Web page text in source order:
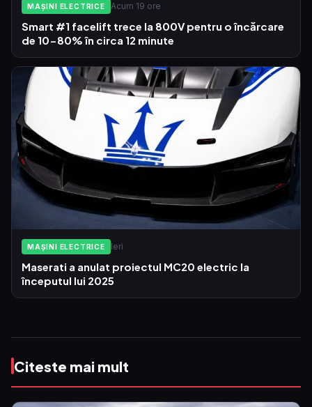
MAȘINI ELECTRICE Acum 19 ore
Smart #1 facelift trece la 800V pentru o încărcare
de 10-80% în circa 12 minute
MAȘINI ELECTRICE Ieri
Maserati a anulat proiectul MC20 electric la
începutul lui 2025
Citeste mai mult